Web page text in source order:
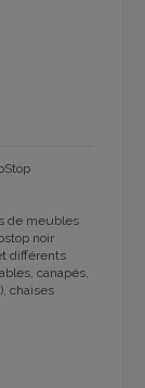
de meubles
noir
différents
canapés,
chaises